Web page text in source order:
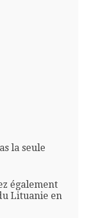
la seule
également
Lituanie en